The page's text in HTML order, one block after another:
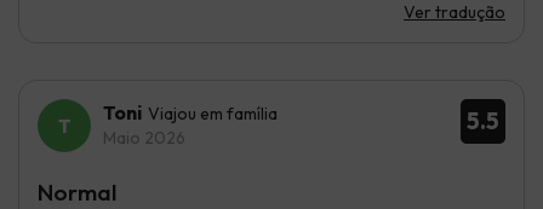
Ver tradução
5.5
Toni Viajou em família
Maio 2026
Normal